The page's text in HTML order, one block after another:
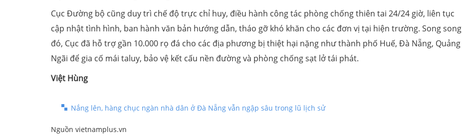
Cục Đường bộ cũng duy trì chế độ trực chỉ huy, điều hành công tác phòng chống thiên tai 24/24 giờ, liên tục
cập nhật tình hình, ban hành văn bản hướng dẫn, tháo gỡ khó khăn cho các đơn vị tại hiện trường. Song song
đó, Cục đã hỗ trợ gần 10.000 rọ đá cho các địa phương bị thiệt hại nặng như thành phố Huế, Đà Nẵng, Quảng
Ngãi để gia cố mái taluy, bảo vệ kết cấu nền đường và phòng chống sạt lở tái phát.
Việt Hùng
Nắng lên, hàng chục ngàn nhà dân ở Đà Nẵng vẫn ngập sâu trong lũ lịch sử
Nguồn vietnamplus.vn